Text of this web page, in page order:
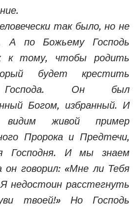
так было, но не
А по Божьему Господь
к тому, чтобы родить
будет крестить
Господа. Он был
Богом, избранный. И
живой пример
Пророка и Предтечи,
Господня. И мы знаем
он говорил: «Мне ли Тебя
недостоин расстегнуть
твоей!» Но Господь